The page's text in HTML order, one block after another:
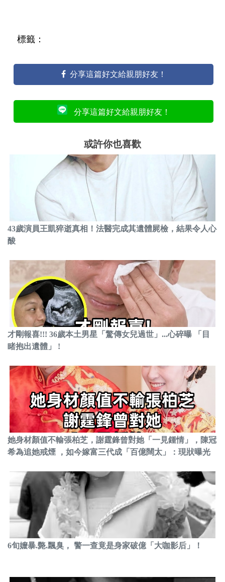
標籤：
分享這篇好文給親朋好友！
分享這篇好文給親朋好友！
或許你也喜歡
43歲演員王凱猝逝真相！法醫完成其遺體屍檢，結果令人心
酸
才剛報喜!!! 36歲本土男星「驚傳女兒過世」...心碎曝 「目
睹抱出遺體」 !
她身材顏值不輸張柏芝，謝霆鋒曾對她「一見鍾情」，陳冠
希為追她戒煙 ，如今嫁富三代成「百億闊太」：現狀曝光
6旬嬤暴.斃.飄臭， 警一查竟是身家破億「大咖影后」！